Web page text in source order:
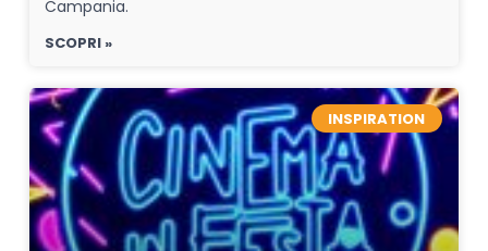
Campania.
SCOPRI »
INSPIRATION